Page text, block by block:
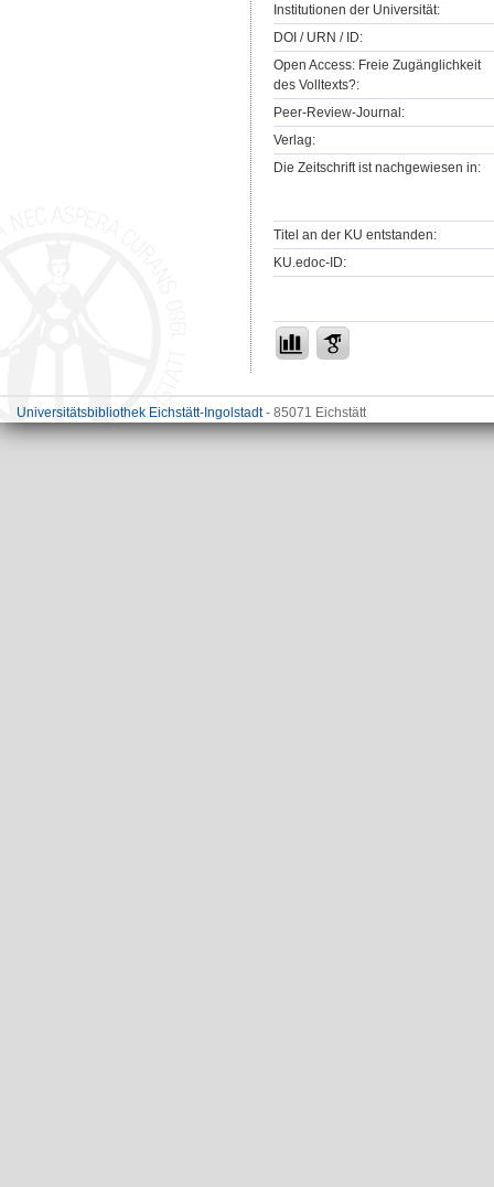
Institutionen der Universität:
DOI / URN / ID:
Open Access: Freie Zugänglichkeit
des Volltexts?:
Peer-Review-Journal:
Verlag:
Die Zeitschrift ist nachgewiesen in:
Titel an der KU entstanden:
KU.edoc-ID:
Universitätsbibliothek Eichstätt-Ingolstadt- 85071 Eichstätt